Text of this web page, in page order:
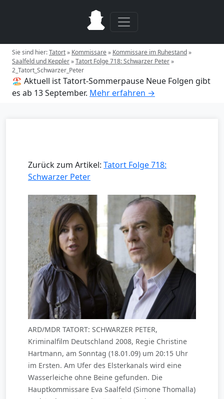
Sie sind hier:Tatort» Kommissare» Kommissare im Ruhestand»
Saalfeld und Keppler»Tatort Folge 718: Schwarzer Peter»
2_Tatort_Schwarzer_Peter
🏖️ Aktuell ist Tatort-Sommerpause Neue Folgen gibt
es ab 13 September. Mehr erfahren →
Zurück zum Artikel: Tatort Folge 718:
Schwarzer Peter
ARD/MDR TATORT: SCHWARZER PETER,
Kriminalfilm Deutschland 2008, Regie Christine
Hartmann, am Sonntag (18.01.09) um 20:15 Uhr
im Ersten. Am Ufer des Elsterkanals wird eine
Wasserleiche ohne Beine gefunden. Die
Hauptkommissare Eva Saalfeld (Simone Thomalla)